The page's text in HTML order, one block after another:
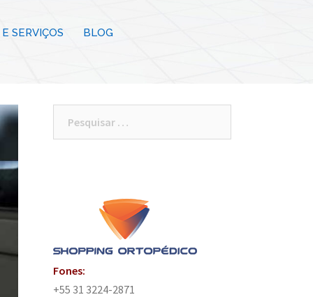
SERVIÇOS BLOG
Fones:
+55 31 3224-2871